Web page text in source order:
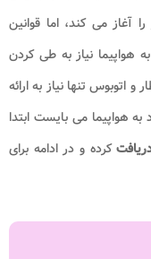
آغاز می کند، اما قوانین
هواپیما نیاز به طی کردن
تنها نیاز به ارائه
هواپیما می بایست ابتدا
کرده و در ادامه برای